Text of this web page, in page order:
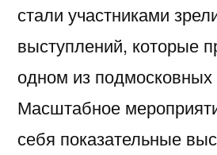
стали участниками
выступлений, которые
одном из подмосковных
Масштабное
себя показательные